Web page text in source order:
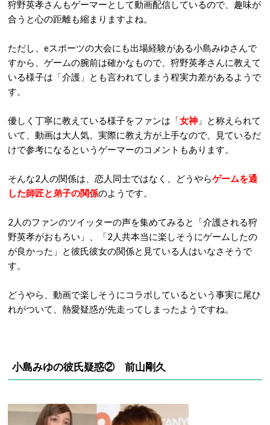
狩野英孝さんもゲーマーとして動画配信しているので、趣味が
合うと心の距離も縮まりますよね。
ただし、eスポーツの大会にも出場経験がある小島みゆさんで
すから、ゲームの腕前は確かなもので、狩野英孝さんに教えて
いる様子は「介護」とも言われてしまう程実力差があるようで
す。
優しく丁寧に教えている様子をファンは「女神 」と称えられて
いて、動画は大人気。実際に教え方が上手なので、見ているだ
けで参考になるというゲーマーのコメントもあります。
そんな2人の関係は、恋人同士ではなく、どうやらゲームを通
した師匠と弟子の関係のようです。
2人のファンのツイッターの声を集めてみると「介護される狩
野英孝がおもろい」、「2人共本当に楽しそうにゲームしたの
が良かった」と彼氏彼女の関係と見ている人はいなさそうで
す。
どうやら、動画で楽しそうにコラボしているという事実に尾ひ
れがついて、熱愛疑惑が先走ってしまったようですね。
小島みゆの彼氏疑惑② 前山剛久